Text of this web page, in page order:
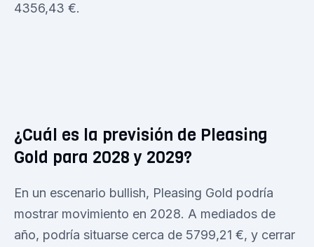
4356,43 €.
¿Cuál es la previsión de Pleasing
Gold para 2028 y 2029?
En un escenario bullish, Pleasing Gold podría
mostrar movimiento en 2028. A mediados de
año, podría situarse cerca de 5799,21 €, y cerrar